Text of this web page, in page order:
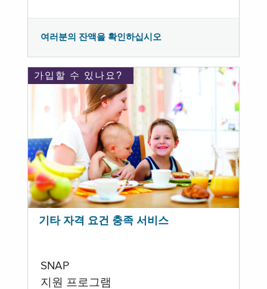
여러분의 잔액을 확인하십시오
가입할 수 있나요?
기타 자격 요건 충족 서비스
SNAP
지원 프로그램